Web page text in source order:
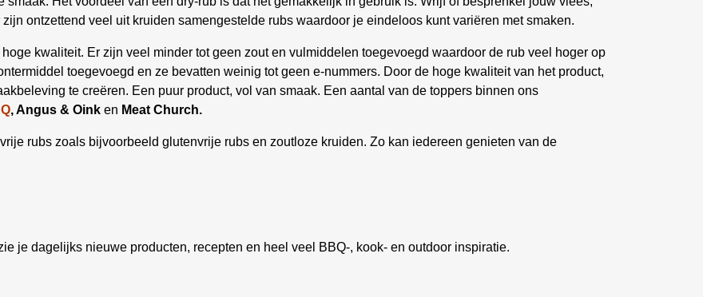
ontzettend veel uit kruiden samengestelde rubs waardoor je eindeloos kunt variëren met smaken.
kwaliteit. Er zijn veel minder tot geen zout en vulmiddelen toegevoegd waardoor de rub veel hoger op
toegevoegd en ze bevatten weinig tot geen e-nummers. Door de hoge kwaliteit van het product,
te creëren. Een puur product, vol van smaak. Een aantal van de toppers binnen ons
, Angus & Oink en Meat Church.
rubs zoals bijvoorbeeld glutenvrije rubs en zoutloze kruiden. Zo kan iedereen genieten van de
je dagelijks nieuwe producten, recepten en heel veel BBQ-, kook- en outdoor inspiratie.